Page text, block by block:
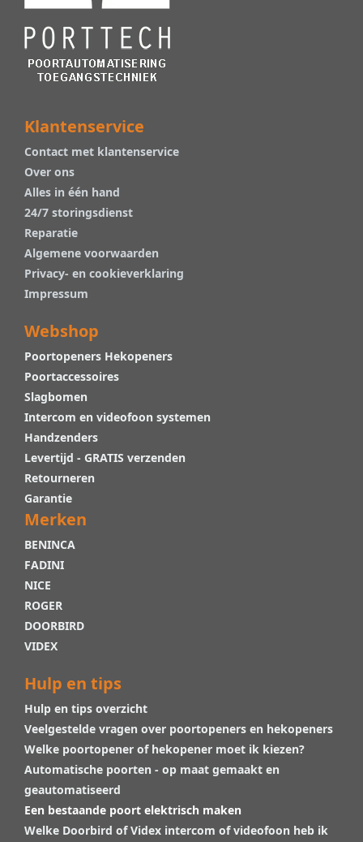
Klantenservice
Contact met klantenservice
Over ons
Alles in één hand
24/7 storingsdienst
Reparatie
Algemene voorwaarden
Privacy- en cookieverklaring
Impressum
Webshop
Poortopeners Hekopeners
Poortaccessoires
Slagbomen
Intercom en videofoon systemen
Handzenders
Levertijd - GRATIS verzenden
Retourneren
Garantie
Merken
BENINCA
FADINI
NICE
ROGER
DOORBIRD
VIDEX
Hulp en tips
Hulp en tips overzicht
Veelgestelde vragen over poortopeners en hekopeners
Welke poortopener of hekopener moet ik kiezen?
Automatische poorten - op maat gemaakt en
geautomatiseerd
Een bestaande poort elektrisch maken
Welke Doorbird of Videx intercom of videofoon heb ik